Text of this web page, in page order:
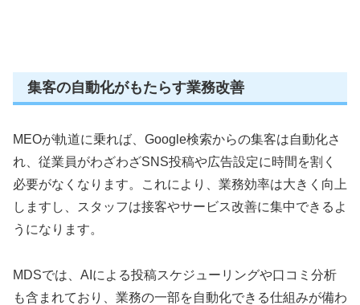
集客の自動化がもたらす業務改善
MEOが軌道に乗れば、Google検索からの集客は自動化さ
れ、従業員がわざわざSNS投稿や広告設定に時間を割く
必要がなくなります。これにより、業務効率は大きく向上
しますし、スタッフは接客やサービス改善に集中できるよ
うになります。
MDSでは、AIによる投稿スケジューリングや口コミ分析
も含まれており、業務の一部を自動化できる仕組みが備わ